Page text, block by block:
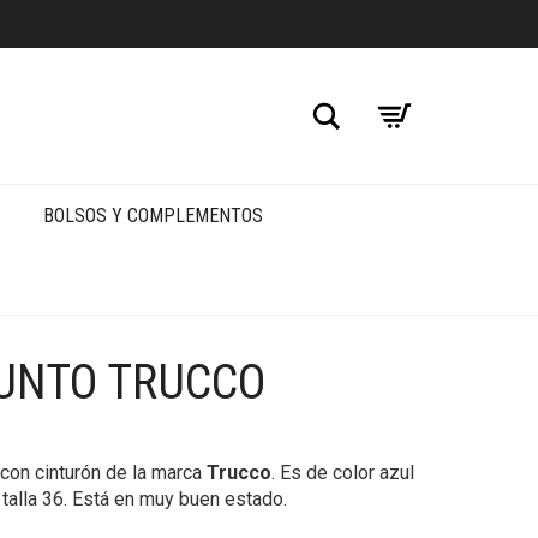
Buscar
BOLSOS Y COMPLEMENTOS
TRUCCO
cinturón de la marca Trucco. Es de color azul
36. Está en muy buen estado.